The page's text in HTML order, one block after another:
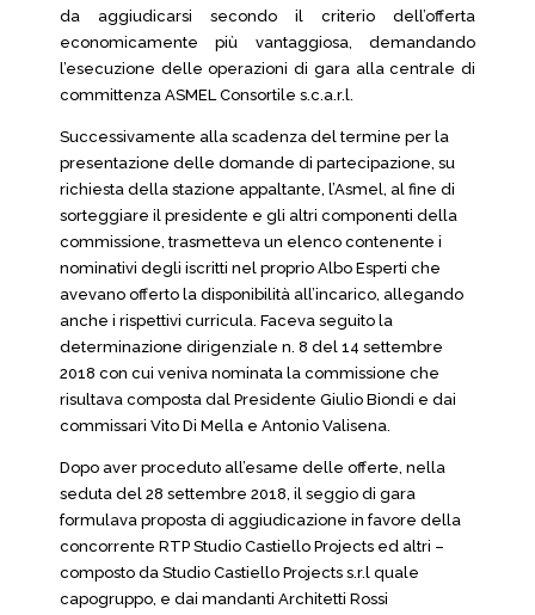
da aggiudicarsi secondo il criterio dell’offerta
economicamente più vantaggiosa, demandando
l’esecuzione delle operazioni di gara alla centrale di
committenza ASMEL Consortile s.c.a.r.l.
Successivamente alla scadenza del termine per la
presentazione delle domande di partecipazione, su
richiesta della stazione appaltante, l’Asmel, al fine di
sorteggiare il presidente e gli altri componenti della
commissione, trasmetteva un elenco contenente i
nominativi degli iscritti nel proprio Albo Esperti che
avevano offerto la disponibilità all’incarico, allegando
anche i rispettivi curricula. Faceva seguito la
determinazione dirigenziale n. 8 del 14 settembre
2018 con cui veniva nominata la commissione che
risultava composta dal Presidente Giulio Biondi e dai
commissari Vito Di Mella e Antonio Valisena.
Dopo aver proceduto all’esame delle offerte, nella
seduta del 28 settembre 2018, il seggio di gara
formulava proposta di aggiudicazione in favore della
concorrente RTP Studio Castiello Projects ed altri –
composto da Studio Castiello Projects s.r.l quale
capogruppo, e dai mandanti Architetti Rossi